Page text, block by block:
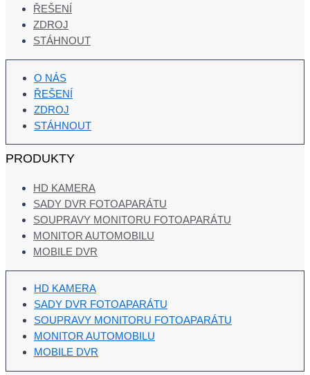
ŘEŠENÍ
ZDROJ
STÁHNOUT
O NÁS
ŘEŠENÍ
ZDROJ
STÁHNOUT
PRODUKTY
HD KAMERA
SADY DVR FOTOAPARÁTU
SOUPRAVY MONITORU FOTOAPARÁTU
MONITOR AUTOMOBILU
MOBILE DVR
HD KAMERA
SADY DVR FOTOAPARÁTU
SOUPRAVY MONITORU FOTOAPARÁTU
MONITOR AUTOMOBILU
MOBILE DVR